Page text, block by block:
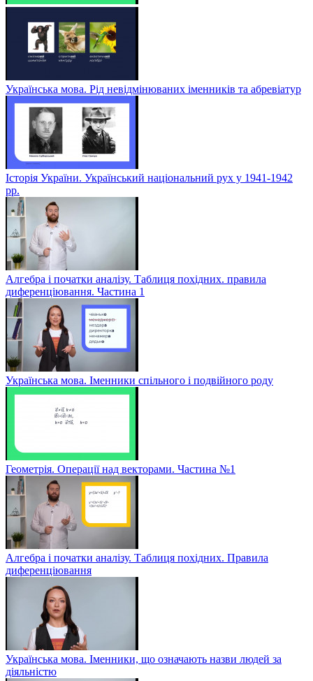
Українська мова. Рід невідмінюваних іменників та абревіатур
Історія України. Український національний рух у 1941-1942
рр.
Алгебра і початки аналізу. Таблиця похідних. правила
диференціювання. Частина 1
Українська мова. Іменники спільного і подвійного роду
Геометрія. Операції над векторами. Частина №1
Алгебра і початки аналізу. Таблиця похідних. Правила
диференціювання
Українська мова. Іменники, що означають назви людей за
діяльністю